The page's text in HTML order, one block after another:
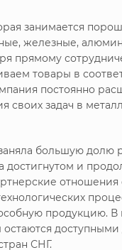
занимается
железные,
прямому
товары в
постоянно
задач в
большую
и
продукцию.
СНГ.